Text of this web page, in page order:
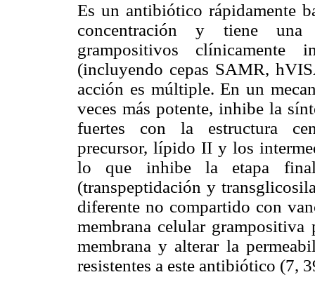
Es un antibiótico rápidamente
concentración y tiene una
grampositivos clínicamente
(incluyendo cepas SAMR,
acción es múltiple. En un
veces más potente, inhibe la
fuertes con la estructura
precursor, lípido II y los
lo que inhibe la etapa
(transpeptidación y
diferente no compartido con
membrana celular
membrana y alterar la
resistentes a este antibiótico (7,